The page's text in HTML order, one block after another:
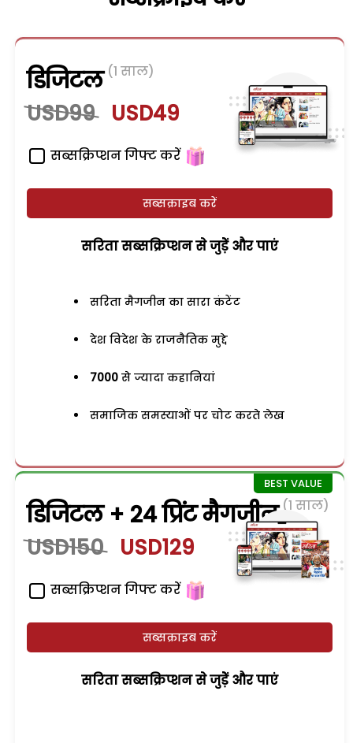
डिजिटल (1 साल)
USD99 USD49
सब्सक्रिप्शन गिफ्ट करें
सब्सक्राइब करें
सरिता सब्सक्रिप्शन से जुड़ेें और पाएं
सरिता मैगजीन का सारा कंटेंट
देश विदेश के राजनैतिक मुद्दे
7000 से ज्यादा कहानियां
समाजिक समस्याओं पर चोट करते लेख
डिजिटल + 24 प्रिंट मैगजीन (1 साल)
USD150 USD129
सब्सक्रिप्शन गिफ्ट करें
सब्सक्राइब करें
सरिता सब्सक्रिप्शन से जुड़ेें और पाएं